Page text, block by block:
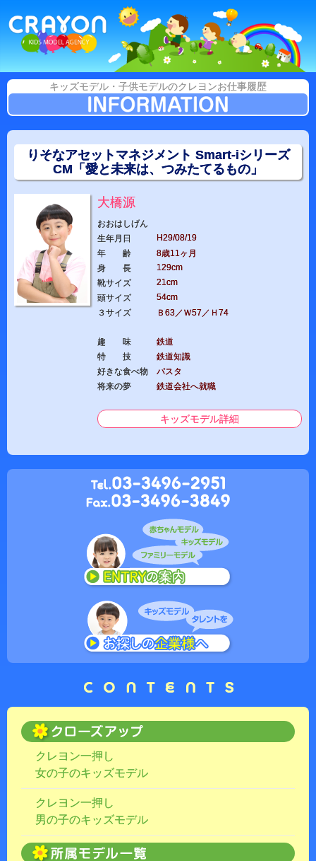
キッズモデル・子供モデルのクレヨンお仕事履歴
りそなアセットマネジメント Smart-iシリーズ
CM「愛と未来は、つみたてるもの」
大橋源
おおはしげん
生年月日
H29/08/19
年 齢
8歳11ヶ月
身 長
129cm
靴サイズ
21cm
頭サイズ
54cm
３サイズ
Ｂ63／Ｗ57／Ｈ74
趣 味
鉄道
特 技
鉄道知識
好きな食べ物
パスタ
将来の夢
鉄道会社へ就職
キッズモデル詳細
クレヨン一押し
女の子のキッズモデル
クレヨン一押し
男の子のキッズモデル